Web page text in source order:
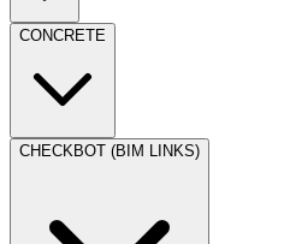
CONCRETE
CHECKBOT (BIM LINKS)